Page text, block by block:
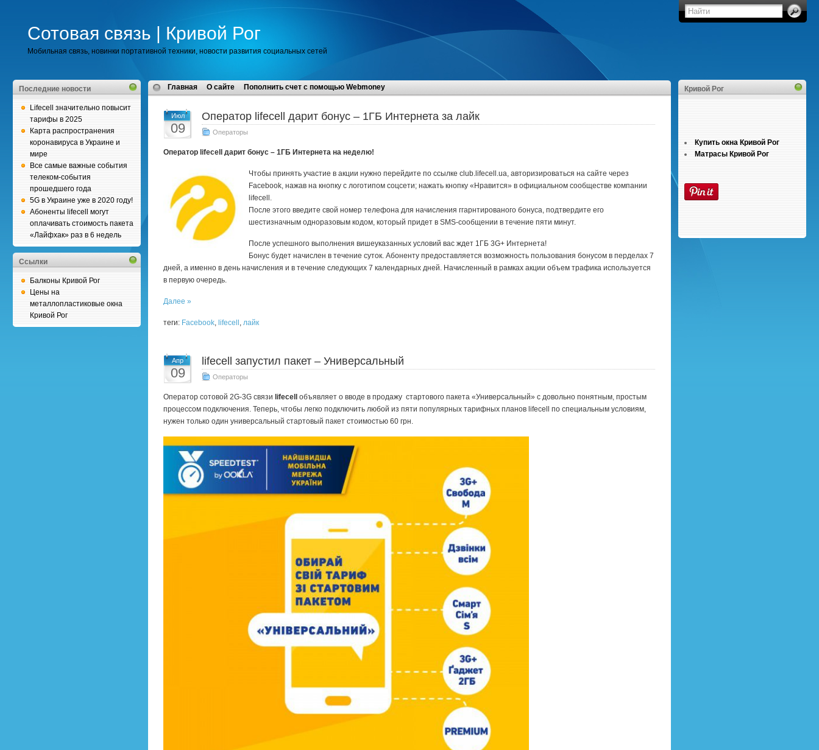
Сотовая связь | Кривой Рог
Мобильная связь, новинки портативной техники, новости развития социальных сетей
Последние новости
Lifecell значительно повысит
тарифы в 2025
Карта распространения
коронавируса в Украине и
мире
Все самые важные события
телеком-события
прошедшего года
5G в Украине уже в 2020 году!
Абоненты lifecell могут
оплачивать стоимость пакета
«Лайфхак» раз в 6 недель
Ссылки
Балконы Кривой Рог
Цены на
металлопластиковые окна
Кривой Рог
Главная О сайте Пополнить счет с помощью Webmoney
Июл
09
Оператор lifecell дарит бонус – 1ГБ Интернета за лайк
Операторы
Оператор lifecell дарит бонус – 1ГБ Интернета на неделю!
Чтобы принять участие в акции нужно перейдите по ссылке club.lifecell.ua, авторизироваться на сайте через
Facebook, нажав на кнопку с логотипом соцсети; нажать кнопку «Нравится» в официальном сообществе компании
lifecell.
После этого введите свой номер телефона для начисления ггарнтированого бонуса, подтвердите его
шестизначным одноразовым кодом, который придет в SMS-сообщении в течение пяти минут.
После успешного выполнения вишеуказанных условий вас ждет 1ГБ 3G+ Интернета!
Бонус будет начислен в течение суток. Абоненту предоставляется возможность пользования бонусом в перделах 7
дней, а именно в день начисления и в течение следующих 7 календарных дней. Начисленный в рамках акции объем трафика используется
в первую очередь.
Далее »
теги: Facebook, lifecell , лайк
Апр
09
lifecell запустил пакет – Универсальный
Операторы
Оператор сотовой 2G-3G связи lifecell
объявляет о вводе в продажу стартового пакета «Универсальный» с довольно понятным, простым
процессом подключения. Теперь, чтобы легко подключить любой из пяти популярных тарифных планов lifecell по специальным условиям,
нужен только один универсальный стартовый пакет стоимостью 60 грн.
Кривой Рог
Купить окна Кривой Рог
Матрасы Кривой Рог